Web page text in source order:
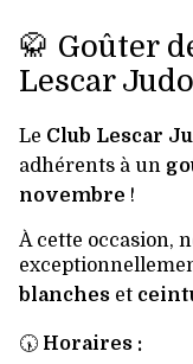
🥋 Goûter
Lescar Judo
Le Club Lescar
adhérents à un
novembre !
À cette occasion,
blanches et
🕠 Horaires :